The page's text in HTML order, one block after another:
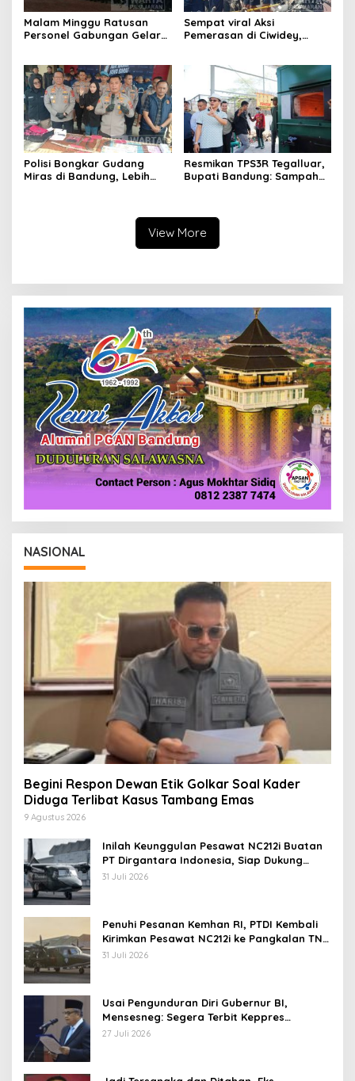
Malam Minggu Ratusan
Personel Gabungan Gelar
Sempat viral Aksi
Pemerasan di Ciwidey,
Polisi Bongkar Gudang
Miras di Bandung, Lebih
Resmikan TPS3R Tegalluar,
Bupati Bandung: Sampah
View More
NASIONAL
Begini Respon Dewan Etik Golkar Soal Kader
Diduga Terlibat Kasus Tambang Emas
9 Agustus 2026
Inilah Keunggulan Pesawat NC212i Buatan
PT Dirgantara Indonesia, Siap Dukung
Berbagai Operasi TNI
31 Juli 2026
Penuhi Pesanan Kemhan RI, PTDI Kembali
Kirimkan Pesawat NC212i ke Pangkalan TNI
AU
31 Juli 2026
Usai Pengunduran Diri Gubernur BI,
Mensesneg: Segera Terbit Keppres
Pemberhentian dengan Hormat
27 Juli 2026